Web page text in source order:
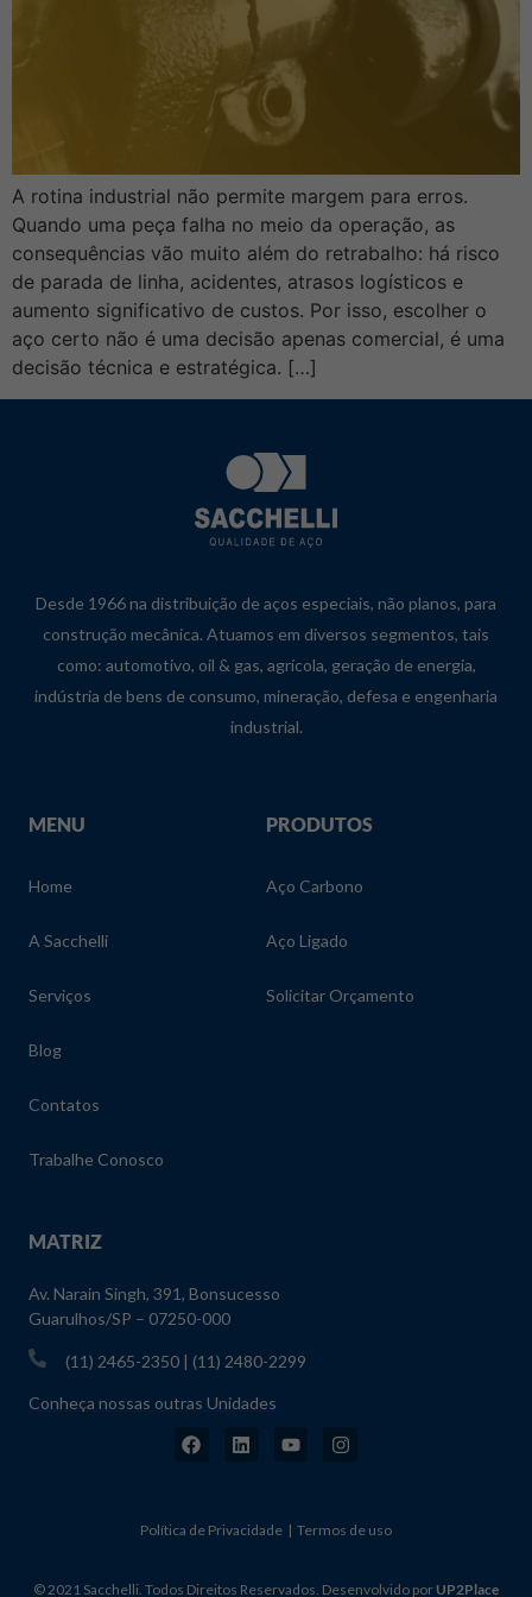
A rotina industrial não permite margem para erros.
Quando uma peça falha no meio da operação, as
consequências vão muito além do retrabalho: há risco
de parada de linha, acidentes, atrasos logísticos e
aumento significativo de custos. Por isso, escolher o
aço certo não é uma decisão apenas comercial, é uma
decisão técnica e estratégica. […]
Desde 1966 na distribuição de aços especiais, não planos, para
construção mecânica. Atuamos em diversos segmentos, tais
como: automotivo, oil & gas, agrícola, geração de energia,
indústria de bens de consumo, mineração, defesa e engenharia
industrial.
MENU
Home
A Sacchelli
Serviços
Blog
Contatos
Trabalhe Conosco
PRODUTOS
Aço Carbono
Aço Ligado
Solicitar Orçamento
MATRIZ
Av. Narain Singh, 391, Bonsucesso
Guarulhos/SP – 07250-000
(11) 2465-2350 | (11) 2480-2299
Conheça nossas outras Unidades
Política de Privacidade | Termos de uso
© 2021 Sacchelli. Todos Direitos Reservados. Desenvolvido por UP2Place